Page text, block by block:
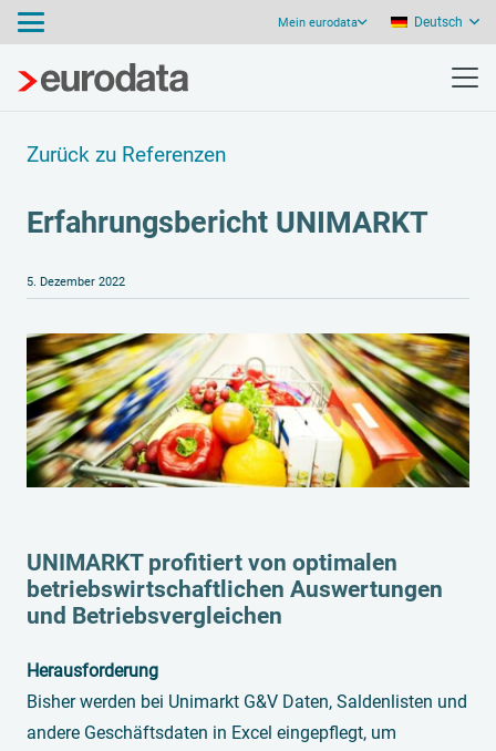
Mein eurodata Deutsch
Zurück zu Referenzen
Erfahrungsbericht UNIMARKT
5. Dezember 2022
UNIMARKT profitiert von optimalen
betriebswirtschaftlichen Auswertungen
und Betriebsvergleichen
Herausforderung
Bisher werden bei Unimarkt G&V Daten, Saldenlisten und
andere Geschäftsdaten in Excel eingepflegt, um